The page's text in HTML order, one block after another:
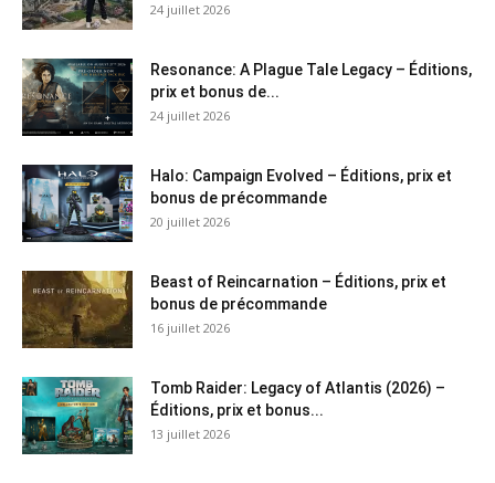
24 juillet 2026
Resonance: A Plague Tale Legacy – Éditions,
prix et bonus de...
24 juillet 2026
Halo: Campaign Evolved – Éditions, prix et
bonus de précommande
20 juillet 2026
Beast of Reincarnation – Éditions, prix et
bonus de précommande
16 juillet 2026
Tomb Raider: Legacy of Atlantis (2026) –
Éditions, prix et bonus...
13 juillet 2026